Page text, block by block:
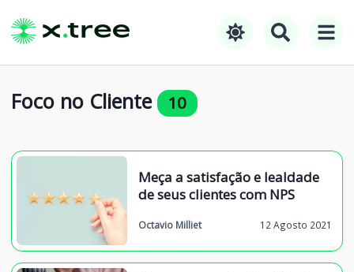
Foco no Cliente 10
Meça a satisfação e lealdade
de seus clientes com NPS
Octavio Milliet 12 Agosto 2021